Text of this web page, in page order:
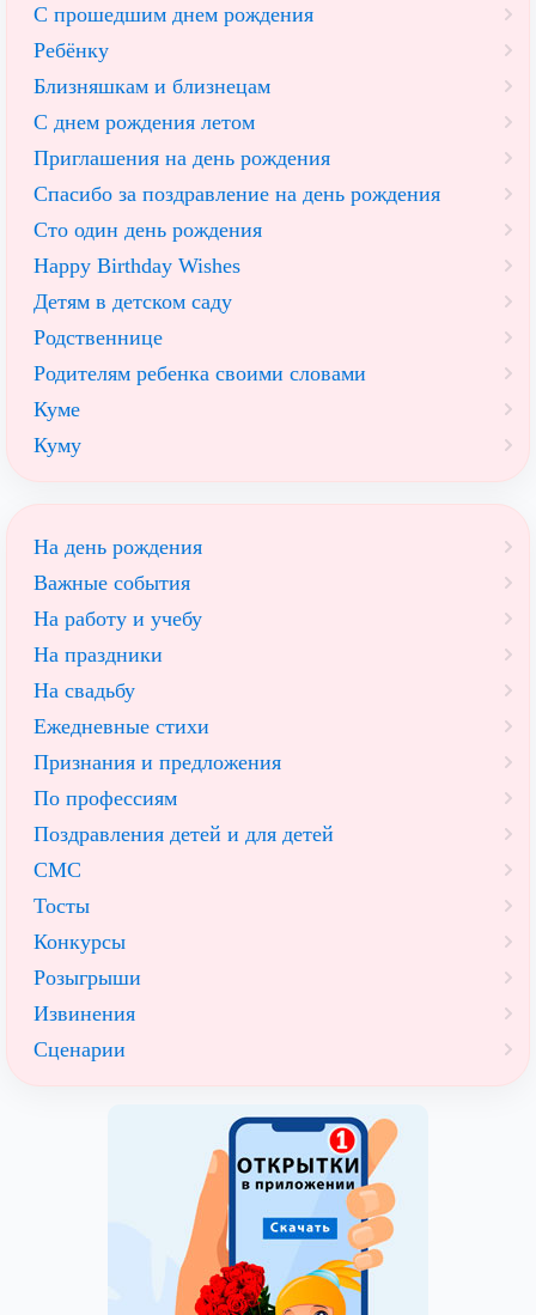
С прошедшим днем рождения
Ребёнку
Близняшкам и близнецам
С днем рождения летом
Приглашения на день рождения
Спасибо за поздравление на день рождения
Сто один день рождения
Happy Birthday Wishes
Детям в детском саду
Родственнице
Родителям ребенка своими словами
Куме
Куму
На день рождения
Важные события
На работу и учебу
На праздники
На свадьбу
Ежедневные стихи
Признания и предложения
По профессиям
Поздравления детей и для детей
СМС
Тосты
Конкурсы
Розыгрыши
Извинения
Сценарии